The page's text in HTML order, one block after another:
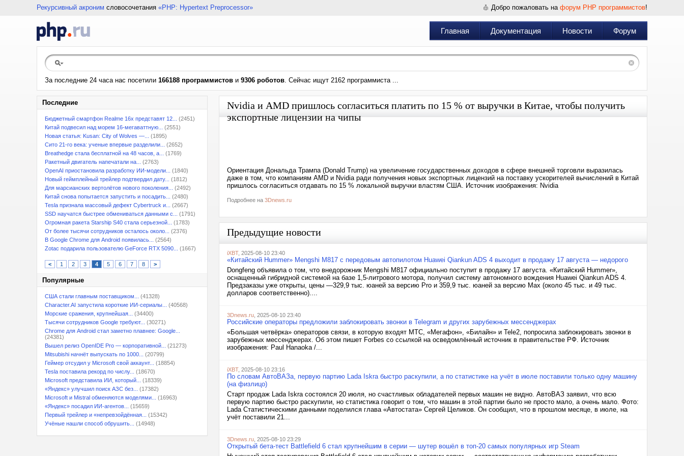
Рекурсивный акроним словосочетания «PHP: Hypertext Preprocessor» Добро пожаловать на форум PHP программистов!
Главная Документация Новости Форум
За последние 24 часа нас посетили 166188 программистов и 9306 роботов. Сейчас ищут 2162 программиста ...
Последние
Бюджетный смартфон Realme 16x представят 12...
(2451)
Китай подвесил над морем 16-мегаваттную...
(2551)
Новая статья: Kusan: City of Wolves —...
(1895)
Сито 21-го века: ученые впервые разделили...
(2652)
Breathedge стала бесплатной на 48 часов, а...
(1769)
Ракетный двигатель напечатали на...
(2763)
OpenAI приостановила разработку ИИ-модели...
(1840)
Новый геймплейный трейлер подтвердил дату...
(1812)
Для марсианских вертолётов нового поколения...
(2492)
Китай снова попытается запустить и посадить...
(2480)
Tesla признала массовый дефект Cybertruck и...
(2667)
SSD научатся быстрее обмениваться данными с...
(1791)
Огромная ракета Starship S40 стала серьезной...
(1783)
От более тысячи сотрудников осталось около...
(2376)
В Google Chrome для Android появилась...
(2564)
Zotac подарила пользователю GeForce RTX 5090...
(1667)
< 1 2 3 4 5 6 7 8 >
Популярные
США стали главным поставщиком...
(41328)
Character.AI запустила короткие ИИ-сериалы...
(40568)
Морские сражения, крупнейшая...
(34400)
Тысячи сотрудников Google требуют...
(30271)
Chrome для Android стал заметно плавнее: Google...
(24381)
Вышел релиз OpenIDE Pro — корпоративной...
(21273)
Mitsubishi начнёт выпускать по 1000...
(20799)
Геймер отсудил у Microsoft свой аккаунт...
(18854)
Tesla поставила рекорд по числу...
(18670)
Microsoft представила ИИ, который...
(18339)
«Яндекс» улучшил поиск АЗС без...
(17382)
Microsoft и Mistral обменяются моделями...
(16963)
«Яндекс» посадил ИИ-агентов...
(15659)
Первый трейлер и «непревзойдённая...
(15342)
Учёные нашли способ обрушить...
(14948)
Nvidia и AMD пришлось согласиться платить по 15 % от выручки в Китае, чтобы получить
экспортные лицензии на чипы
Ориентация Дональда Трампа (Donald Trump) на увеличение государственных доходов в сфере внешней торговли выразилась
даже в том, что компаниям AMD и Nvidia ради получения новых экспортных лицензий на поставку ускорителей вычислений в Китай
пришлось согласиться отдавать по 15 % локальной выручки властям США. Источник изображения: Nvidia
Подробнее на 3Dnews.ru
Предыдущие новости
iXBT, 2025-08-10 23:40
«Китайский Hummer» Mengshi M817 c передовым автопилотом Huawei Qiankun ADS 4 выходит в продажу 17 августа — недорого
Dongfeng объявила о том, что внедорожник Mengshi M817 официально поступит в продажу 17 августа. «Китайский Hummer»,
оснащенный гибридной системой на базе 1,5-литрового мотора, получил систему автономного вождения Huawei Qiankun ADS 4.
Предзаказы уже открыты, цены —329,9 тыс. юаней за версию Pro и 359,9 тыс. юаней за версию Max (около 45 тыс. и 49 тыс.
долларов соответственно)....
3Dnews.ru , 2025-08-10 23:40
Российские операторы предложили заблокировать звонки в Telegram и других зарубежных мессенджерах
«Большая четвёрка» операторов связи, в которую входят МТС, «Мегафон», «Билайн» и Tele2, попросила заблокировать звонки в
зарубежных мессенджерах. Об этом пишет Forbes со ссылкой на осведомлённый источник в правительстве РФ. Источник
изображения: Paul Hanaoka /...
iXBT, 2025-08-10 23:16
По словам АвтоВАЗа, первую партию Lada Iskra быстро раскупили, а по статистике на учёт в июле поставили только одну машину
(на физлицо)
Старт продаж Lada Iskra состоялся 20 июля, но счастливых обладателей первых машин не видно. АвтоВАЗ заявил, что всю
первую партию быстро раскупили, но статистика говорит о том, что машин в этой партии было не просто мало, а очень мало. Фото:
Lada Статистическими данными поделился глава «Автостата» Сергей Целиков. Он сообщил, что в прошлом месяце, в июле, на
учёт поставили 21...
3Dnews.ru , 2025-08-10 23:29
Открытый бета-тест Battlefield 6 стал крупнейшим в серии — шутер вошёл в топ-20 самых популярных игр Steam